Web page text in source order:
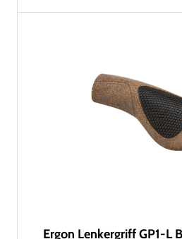
Ergon Lenkergriff GP1-L